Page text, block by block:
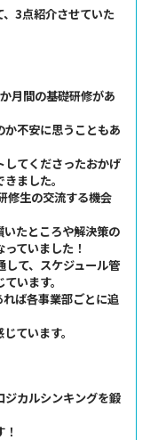
3点紹介させていた
月間の基礎研修があ
不安に思うこともあ
てくださったおかげ
ました。
修生の交流する機会
たところや解決策の
ていました！
て、スケジュール管
います。
ば各事業部ごとに追
ています。
カルシンキングを鍛